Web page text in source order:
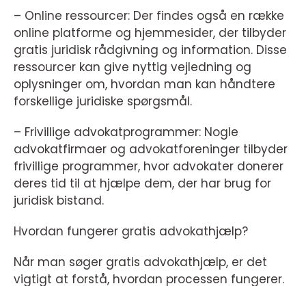
– Online ressourcer: Der findes også en række
online platforme og hjemmesider, der tilbyder
gratis juridisk rådgivning og information. Disse
ressourcer kan give nyttig vejledning og
oplysninger om, hvordan man kan håndtere
forskellige juridiske spørgsmål.
– Frivillige advokatprogrammer: Nogle
advokatfirmaer og advokatforeninger tilbyder
frivillige programmer, hvor advokater donerer
deres tid til at hjælpe dem, der har brug for
juridisk bistand.
Hvordan fungerer gratis advokathjælp?
Når man søger gratis advokathjælp, er det
vigtigt at forstå, hvordan processen fungerer.